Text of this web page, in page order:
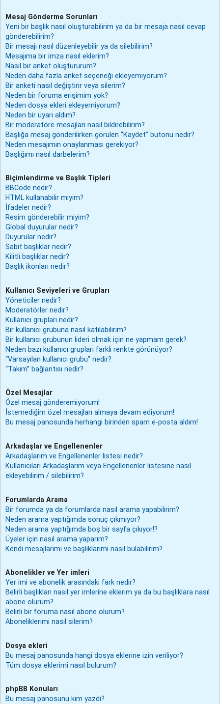
Mesaj Gönderme Sorunları
Yeni bir başlık nasıl oluşturabilirim ya da bir mesaja nasıl cevap
gönderebilirim?
Bir mesajı nasıl düzenleyebilir ya da silebilirim?
Mesajıma bir imza nasıl eklerim?
Nasıl bir anket oluştururum?
Neden daha fazla anket seçeneği ekleyemiyorum?
Bir anketi nasıl değiştirir veya silerim?
Neden bir foruma erişimim yok?
Neden dosya ekleri ekleyemiyorum?
Neden bir uyarı aldım?
Bir moderatöre mesajları nasıl bildirebilirim?
Başlığa mesaj gönderilirken görülen “Kaydet” butonu nedir?
Neden mesajımın onaylanması gerekiyor?
Başlığımı nasıl darbelerim?
Biçimlendirme ve Başlık Tipleri
BBCode nedir?
HTML kullanabilir miyim?
İfadeler nedir?
Resim gönderebilir miyim?
Global duyurular nedir?
Duyurular nedir?
Sabit başlıklar nedir?
Kilitli başlıklar nedir?
Başlık ikonları nedir?
Kullanıcı Seviyeleri ve Grupları
Yöneticiler nedir?
Moderatörler nedir?
Kullanıcı grupları nedir?
Bir kullanıcı grubuna nasıl katılabilirim?
Bir kullanıcı grubunun lideri olmak için ne yapmam gerek?
Neden bazı kullanıcı grupları farklı renkte görünüyor?
“Varsayılan kullanıcı grubu” nedir?
“Takım” bağlantısı nedir?
Özel Mesajlar
Özel mesaj gönderemiyorum!
İstemediğim özel mesajları almaya devam ediyorum!
Bu mesaj panosunda herhangi birinden spam e-posta aldım!
Arkadaşlar ve Engellenenler
Arkadaşlarım ve Engellenenler listesi nedir?
Kullanıcıları Arkadaşlarım veya Engellenenler listesine nasıl
ekleyebilirim / silebilirim?
Forumlarda Arama
Bir forumda ya da forumlarda nasıl arama yapabilirim?
Neden arama yaptığımda sonuç çıkmıyor?
Neden arama yaptığımda boş bir sayfa çıkıyor!?
Üyeler için nasıl arama yaparım?
Kendi mesajlarımı ve başlıklarımı nasıl bulabilirim?
Abonelikler ve Yer imleri
Yer imi ve abonelik arasındaki fark nedir?
Belirli başlıkları nasıl yer imlerine eklerim ya da bu başlıklara nasıl
abone olurum?
Belirli bir foruma nasıl abone olurum?
Aboneliklerimi nasıl silerim?
Dosya ekleri
Bu mesaj panosunda hangi dosya eklerine izin veriliyor?
Tüm dosya eklerimi nasıl bulurum?
phpBB Konuları
Bu mesaj panosunu kim yazdı?